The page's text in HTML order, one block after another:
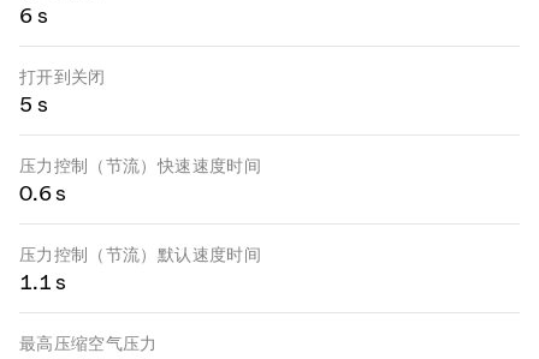
6 s
打开到关闭
5 s
压力控制（节流）快速速度时间
0.6 s
压力控制（节流）默认速度时间
1.1 s
最高压缩空气压力